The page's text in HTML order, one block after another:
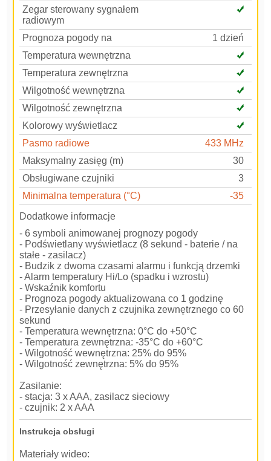
Zegar sterowany sygnałem
radiowym
Prognoza pogody na
1 dzień
Temperatura wewnętrzna
Temperatura zewnętrzna
Wilgotność wewnętrzna
Wilgotność zewnętrzna
Kolorowy wyświetlacz
Pasmo radiowe
433 MHz
Maksymalny zasięg (m)
30
Obsługiwane czujniki
3
Minimalna temperatura (°C)
-35
Dodatkowe informacje
- 6 symboli animowanej prognozy pogody
- Podświetlany wyświetlacz (8 sekund - baterie / na
stałe - zasilacz)
- Budzik z dwoma czasami alarmu i funkcją drzemki
- Alarm temperatury Hi/Lo (spadku i wzrostu)
- Wskaźnik komfortu
- Prognoza pogody aktualizowana co 1 godzinę
- Przesyłanie danych z czujnika zewnętrznego co 60
sekund
- Temperatura wewnętrzna: 0°C do +50°C
- Temperatura zewnętrzna: -35°C do +60°C
- Wilgotność wewnętrzna: 25% do 95%
- Wilgotność zewnętrzna: 5% do 95%
Zasilanie:
- stacja: 3 x AAA, zasilacz sieciowy
- czujnik: 2 x AAA
Instrukcja obsługi
Materiały wideo: